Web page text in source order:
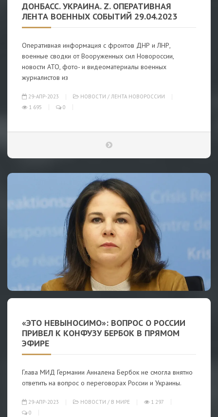
ДОНБАСС. УКРАИНА. Z. ОПЕРАТИВНАЯ
ЛЕНТА ВОЕННЫХ СОБЫТИЙ 29.04.2023
Оперативная информация с фронтов ДНР и ЛНР,
военные сводки от Вооруженных сил Новороссии,
новости АТО, фото- и видеоматериалы военных
журналистов из
29-АПР-2023 НОВОСТИ / ЛЕНТА НОВОРОССИИ
1 695
0
«ЭТО НЕВЫНОСИМО»: ВОПРОС О РОССИИ
ПРИВЕЛ К КОНФУЗУ БЕРБОК В ПРЯМОМ
ЭФИРЕ
Глава МИД Германии Анналена Бербок не смогла внятно
ответить на вопрос о переговорах России и Украины.
29-АПР-2023 НОВОСТИ / В МИРЕ
1 297
0